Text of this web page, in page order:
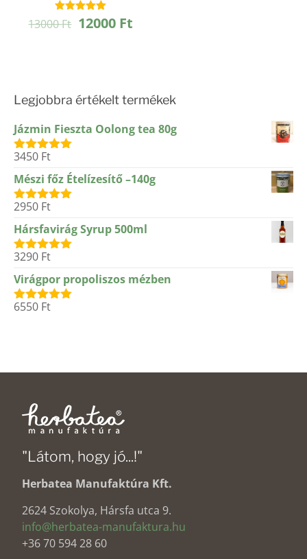
Értékelés:
4.93
13000Ft Original
12000 Ft
Legjobbra értékelt termékek
Jázmin Fieszta Oolong tea 80g
Értékelés:
3450 Ft
Mészi főz Ételízesítő –140g
Értékelés:
2950 Ft
Hársfavirág Syrup 500ml
Értékelés:
3290 Ft
Virágpor propoliszos mézben
Értékelés:
6550 Ft
"Látom, hogy jó...!"
Herbatea Manufaktúra Kft.
2624 Szokolya, Hársfa utca 9.
info@herbatea-manufaktura.hu
+36 70 594 28 60